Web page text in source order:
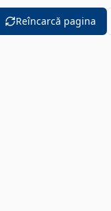
Reîncarcă pagina